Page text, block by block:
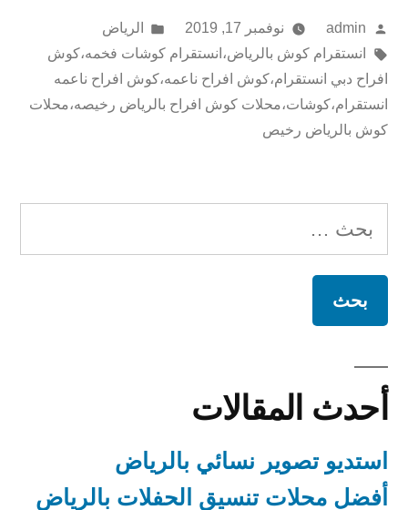
تمّ
النشر
بواسطة
admin نوفمبر 17, 2019
نُشر
في
الرياض
وسوم:
انستقرام كوش بالرياض، انستقرام كوشات فخمه،كوش
افراح دبي انستقرام،كوش افراح ناعمه،كوش افراح ناعمه
انستقرام،كوشات،محلات كوش افراح بالرياض رخيصه،محلات
كوش بالرياض رخيص
البحث
عن:
أحدث المقالات
استديو تصوير نسائي بالرياض
أفضل محلات تنسيق الحفلات بالرياض